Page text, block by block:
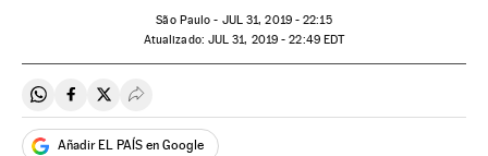
São Paulo - JUL31, 2019 - 22:15
atualizado: JUL 31, 2019 - 22:49EDT
Compartir en Whatsapp
Compartir en Facebook
Compartir en Twitter
Desplegar Redes Sociales
Añadir EL PAÍS en Google